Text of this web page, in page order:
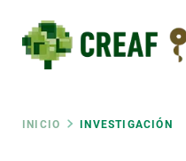
contenido
principal
Ruta
INICIO INVESTIGACIÓN
RRSS